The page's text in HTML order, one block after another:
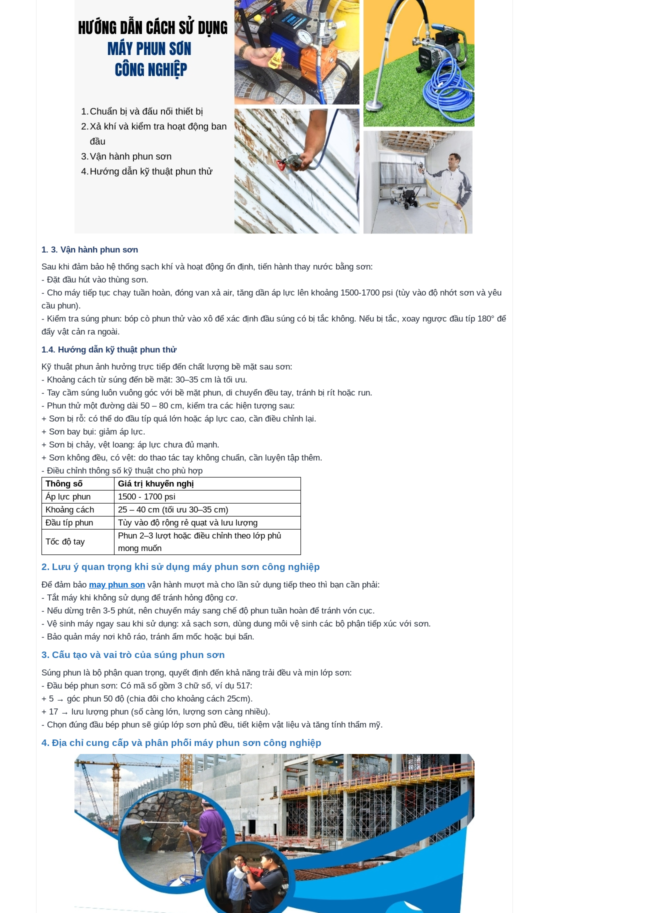
1. 3. Vận hành phun sơn
Sau khi đảm bảo hệ thống sạch khí và hoạt động ổn định, tiến hành thay nước bằng sơn:
- Đặt đầu hút vào thùng sơn.
- Cho máy tiếp tục chạy tuần hoàn, đóng van xả air, tăng dần áp lực lên khoảng 1500-1700 psi (tùy vào độ nhớt sơn và yêu
cầu phun).
- Kiểm tra súng phun: bóp cò phun thử vào xô để xác định đầu súng có bị tắc không. Nếu bị tắc, xoay ngược đầu típ 180° để
đẩy vật cản ra ngoài.
1.4. Hướng dẫn kỹ thuật phun thử
Kỹ thuật phun ảnh hưởng trực tiếp đến chất lượng bề mặt sau sơn:
- Khoảng cách từ súng đến bề mặt: 30–35 cm là tối ưu.
- Tay cầm súng luôn vuông góc với bề mặt phun, di chuyển đều tay, tránh bị rít hoặc run.
- Phun thử một đường dài 50 – 80 cm, kiểm tra các hiện tượng sau:
+ Sơn bị rỗ: có thể do đầu típ quá lớn hoặc áp lực cao, cần điều chỉnh lại.
+ Sơn bay bụi: giảm áp lực.
+ Sơn bị chảy, vệt loang: áp lực chưa đủ mạnh.
+ Sơn không đều, có vệt: do thao tác tay không chuẩn, cần luyện tập thêm.
- Điều chỉnh thông số kỹ thuật cho phù hợp
Thông số
Giá trị khuyến nghị
Áp lực phun
1500 - 1700 psi
Khoảng cách
25 – 40 cm (tối ưu 30–35 cm)
Đầu típ phun
Tùy vào độ rộng rẻ quạt và lưu lượng
Tốc độ tay
Phun 2–3 lượt hoặc điều chỉnh theo lớp phủ
mong muốn
2. Lưu ý quan trọng khi sử dụng máy phun sơn công nghiệp
Để đảm bảo may phun son vận hành mượt mà cho lần sử dụng tiếp theo thì bạn cần phải:
- Tắt máy khi không sử dụng để tránh hỏng động cơ.
- Nếu dừng trên 3-5 phút, nên chuyển máy sang chế độ phun tuần hoàn để tránh vón cục.
- Vệ sinh máy ngay sau khi sử dụng: xả sạch sơn, dùng dung môi vệ sinh các bộ phận tiếp xúc với sơn.
- Bảo quản máy nơi khô ráo, tránh ẩm mốc hoặc bụi bẩn.
3. Cấu tạo và vai trò của súng phun sơn
Súng phun là bộ phận quan trọng, quyết định đến khả năng trải đều và mịn lớp sơn:
- Đầu bép phun sơn: Có mã số gồm 3 chữ số, ví dụ 517:
+ 5 → góc phun 50 độ (chia đôi cho khoảng cách 25cm).
+ 17 → lưu lượng phun (số càng lớn, lượng sơn càng nhiều).
- Chọn đúng đầu bép phun sẽ giúp lớp sơn phủ đều, tiết kiệm vật liệu và tăng tính thẩm mỹ.
4. Địa chỉ cung cấp và phân phối máy phun sơn công nghiệp